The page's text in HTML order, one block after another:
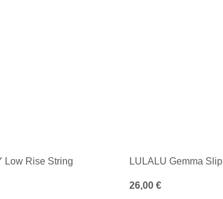
Low Rise String LULALU Gemma Slip
Regulärer Preis:
26,00 €